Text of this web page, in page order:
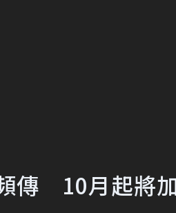
傳 10月起將